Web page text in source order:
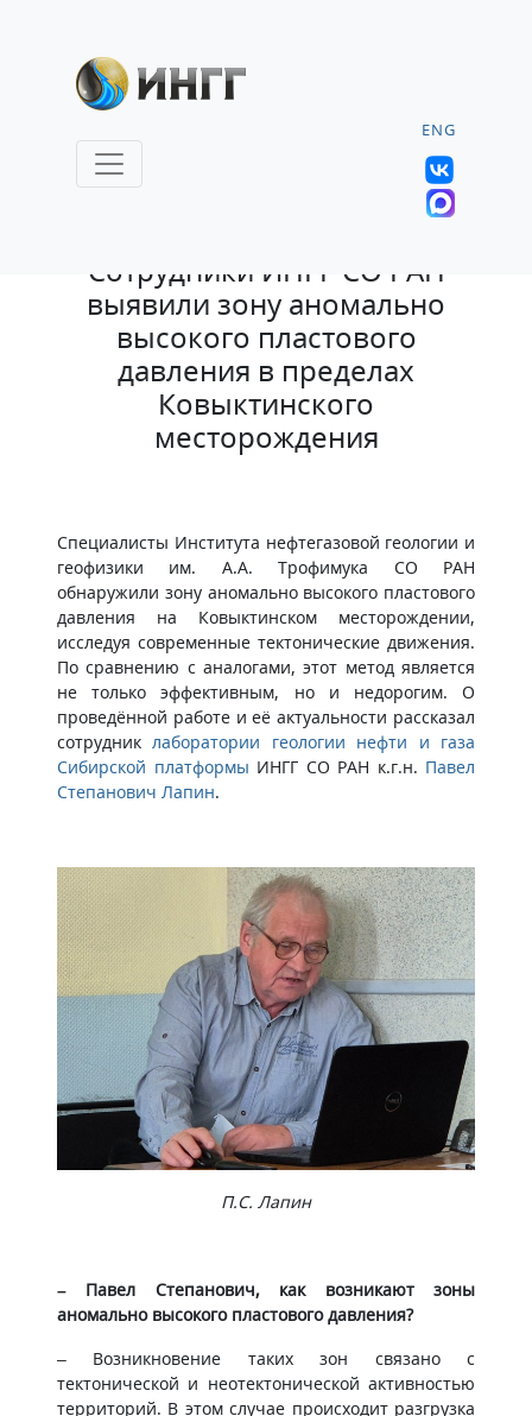
ENG
Сотрудники ИНГГ СО РАН
выявили зону аномально
высокого пластового
давления в пределах
Ковыктинского
месторождения
Специалисты Института нефтегазовой геологии и
геофизики им. А.А. Трофимука СО РАН
обнаружили зону аномально высокого пластового
давления на Ковыктинском месторождении,
исследуя современные тектонические движения.
По сравнению с аналогами, этот метод является
не только эффективным, но и недорогим. О
проведённой работе и её актуальности рассказал
сотрудниклаборатории геологии нефти и газа
Сибирской платформы ИНГГ СО РАН к.г.н. Павел
Степанович Лапин.
П.С. Лапин
– Павел Степанович, как возникают зоны
аномально высокого пластового давления?
– Возникновение таких зон связано с
тектонической и неотектонической активностью
территорий. В этом случае происходит разгрузка